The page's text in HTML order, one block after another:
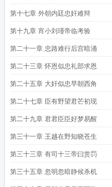
第十七章 外朝内廷忠奸难辩
第十九章 宵小刘瑾帝临考验
第二十一章 忠路难行后宫暗涌
第二十三章 怀恩似忠礼部求恩
第二十五章 大奸似忠早朝西角
第二十七章 臣有野望君芒初现
第二十九章 君君臣臣好梦易醒
第三十一章 王越在野知晓苍生
第三十三章 有司十三帝曰赏罚
第三十五章 忽明忽暗静候杀机